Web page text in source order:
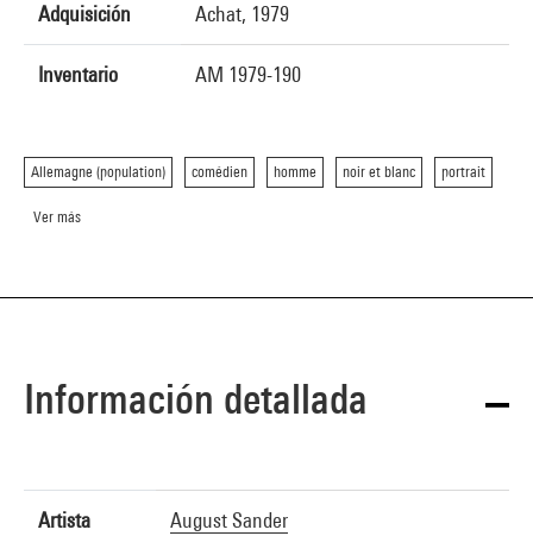
Adquisición Achat, 1979
Inventario AM 1979-190
Allemagne (population) comédien homme noir et blanc portrait
Ver más
Información detallada
Artista
August Sander